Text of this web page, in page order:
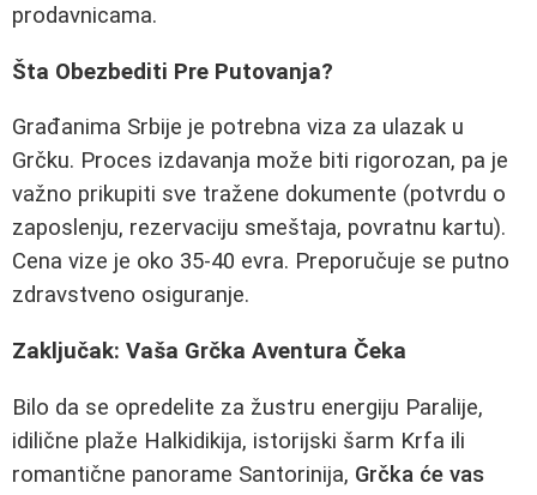
prodavnicama.
Šta Obezbediti Pre Putovanja?
Građanima Srbije je potrebna viza za ulazak u
Grčku. Proces izdavanja može biti rigorozan, pa je
važno prikupiti sve tražene dokumente (potvrdu o
zaposlenju, rezervaciju smeštaja, povratnu kartu).
Cena vize je oko 35-40 evra. Preporučuje se putno
zdravstveno osiguranje.
Zaključak: Vaša Grčka Aventura Čeka
Bilo da se opredelite za žustru energiju Paralije,
idilične plaže Halkidikija, istorijski šarm Krfa ili
romantične panorame Santorinija, Grčka će vas